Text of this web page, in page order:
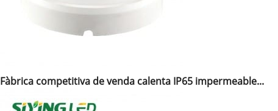
Fàbrica competitiva de venda calenta IP65 impermeable...